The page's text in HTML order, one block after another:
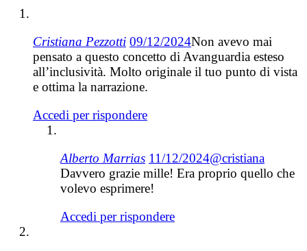
Cristiana Pezzotti 09/12/2024Non avevo mai
pensato a questo concetto di Avanguardia esteso
all’inclusività. Molto originale il tuo punto di vista
e ottima la narrazione.
Accedi per rispondere
Alberto Marrias 11/12/2024@cristiana
Davvero grazie mille! Era proprio quello che
volevo esprimere!
Accedi per rispondere